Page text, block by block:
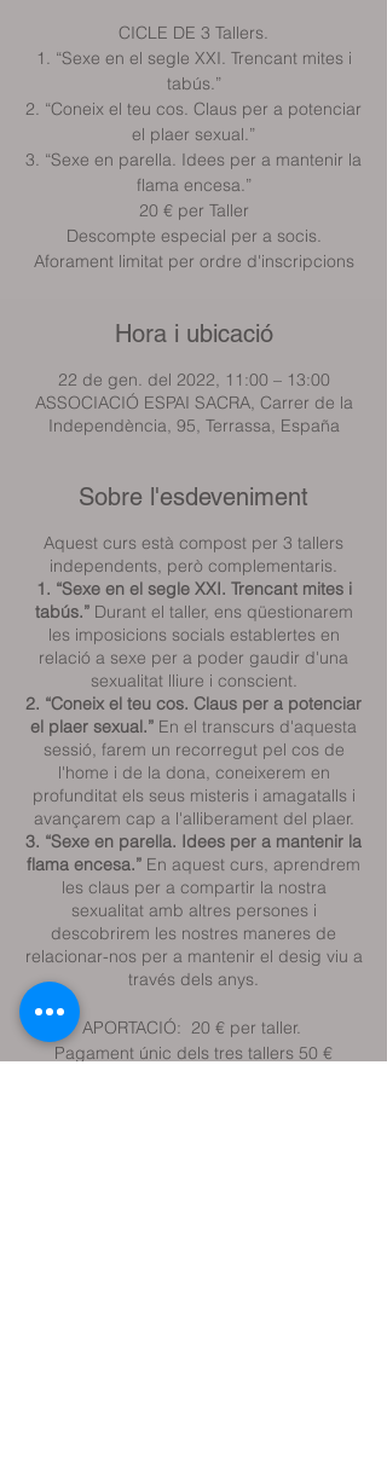
CICLE DE 3 Tallers.
1. “Sexe en el segle XXI. Trencant mites i
tabús.”
2. “Coneix el teu cos. Claus per a potenciar
el plaer sexual.”
3. “Sexe en parella. Idees per a mantenir la
flama encesa.”
20 € per Taller
Descompte especial per a socis.
Aforament limitat per ordre d'inscripcions
Hora i ubicació
22 de gen. del 2022, 11:00 – 13:00
ASSOCIACIÓ ESPAI SACRA, Carrer de la
Independència, 95, Terrassa, España
Sobre l'esdeveniment
Aquest curs està compost per 3 tallers
independents, però complementaris.
1. “Sexe en el segle XXI. Trencant mites i
tabús.”Durant el taller, ens qüestionarem
les imposicions socials establertes en
relació a sexe per a poder gaudir d'una
sexualitat lliure i conscient.
2. “Coneix el teu cos. Claus per a potenciar
el plaer sexual.” En el transcurs d'aquesta
sessió, farem un recorregut pel cos de
l'home i de la dona, coneixerem en
profunditat els seus misteris i amagatalls i
avançarem cap a l'alliberament del plaer.
3. “Sexe en parella. Idees per a mantenir la
flama encesa.” En aquest curs, aprendrem
les claus per a compartir la nostra
sexualitat amb altres persones i
descobrirem les nostres maneres de
relacionar-nos per a mantenir el desig viu a
través dels anys.
APORTACIÓ: 20 € per taller.
Pagament únic dels tres tallers 50 €